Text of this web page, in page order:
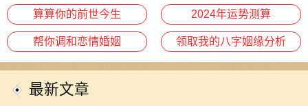
算算你的前世今生 2024年运势测算
帮你调和恋情婚姻 领取我的八字姻缘分析
最新文章